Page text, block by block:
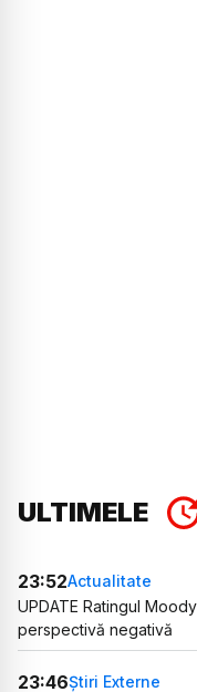
ULTIMELE
23:52Actualitate
UPDATE Ratingul
perspectivă negativă
23:46Știri Externe